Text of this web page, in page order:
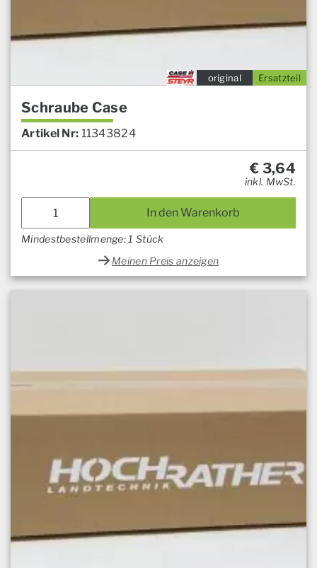
Ersatzteil
original
Schraube Case
Artikel Nr: 11343824
€ 3,64
inkl. MwSt.
In den Warenkorb
Mindestbestellmenge: 1 Stück
Meinen Preis anzeigen